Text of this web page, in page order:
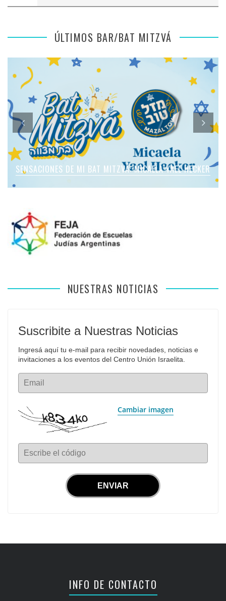
ÚLTIMOS BAR/BAT MITZVÁ
SENSACIONES DE MI BAT MITZVÁ: MICAELA YAEL HECKER
SENSACIONES DE MI BAT MITZVÁ: MARTINA SOL LEVY
SENSACIONES DE MI BAT MITZVÁ: MICAELA ROMANO
APFELBAUM
SENSACIONES DE MI BAT MITZVÁ: VIOLETA LIEBMAN
SENSACIONES EN MI BAR MITZVÁ: VITALI GUIDA
NUESTRAS NOTICIAS
Suscribite a Nuestras Noticias
Ingresá aquí tu e-mail para recibir novedades, noticias e
invitaciones a los eventos del Centro Unión Israelita.
Email
Cambiar imagen
Escribe el código
INFO DE CONTACTO